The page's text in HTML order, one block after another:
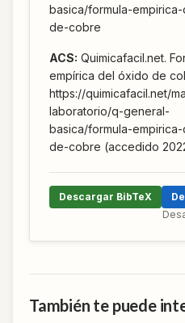
basica/formula-
de-cobre
ACS: Quimicafacil.net.
empírica del óxido de
https://quimicafacil.net/
laboratorio/q-general-
basica/formula-
de-cobre (accedido
Descargar BibTeX
También te puede